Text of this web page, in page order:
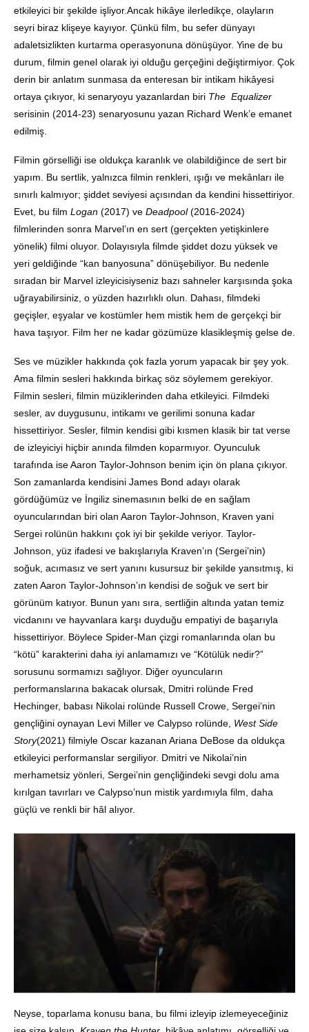
etkileyici bir şekilde işliyor.Ancak hikâye ilerledikçe, olayların
seyri biraz klişeye kayıyor. Çünkü film, bu sefer dünyayı
adaletsizlikten kurtarma operasyonuna dönüşüyor. Yine de bu
durum, filmin genel olarak iyi olduğu gerçeğini değiştirmiyor. Çok
derin bir anlatım sunmasa da enteresan bir intikam hikâyesi
ortaya çıkıyor, ki senaryoyu yazanlardan biri The Equalizer
serisinin (2014-23) senaryosunu yazan Richard Wenk’e emanet
edilmiş.
Filmin görselliği ise oldukça karanlık ve olabildiğince de sert bir
yapım. Bu sertlik, yalnızca filmin renkleri, ışığı ve mekânları ile
sınırlı kalmıyor; şiddet seviyesi açısından da kendini hissettiriyor.
Evet, bu film Logan (2017) ve Deadpool(2016-2024)
filmlerinden sonra Marvel’ın en sert (gerçekten yetişkinlere
yönelik) filmi oluyor. Dolayısıyla filmde şiddet dozu yüksek ve
yeri geldiğinde “kan banyosuna” dönüşebiliyor. Bu nedenle
sıradan bir Marvel izleyicisiyseniz bazı sahneler karşısında şoka
uğrayabilirsiniz, o yüzden hazırlıklı olun. Dahası, filmdeki
geçişler, eşyalar ve kostümler hem mistik hem de gerçekçi bir
hava taşıyor. Film her ne kadar gözümüze klasikleşmiş gelse de.
Ses ve müzikler hakkında çok fazla yorum yapacak bir şey yok.
Ama filmin sesleri hakkında birkaç söz söylemem gerekiyor.
Filmin sesleri, filmin müziklerinden daha etkileyici. Filmdeki
sesler, av duygusunu, intikamı ve gerilimi sonuna kadar
hissettiriyor. Sesler, filmin kendisi gibi kısmen klasik bir tat verse
de izleyiciyi hiçbir anında filmden koparmıyor. Oyunculuk
tarafında ise Aaron Taylor-Johnson benim için ön plana çıkıyor.
Son zamanlarda kendisini James Bond adayı olarak
gördüğümüz ve İngiliz sinemasının belki de en sağlam
oyuncularından biri olan Aaron Taylor-Johnson, Kraven yani
Sergei rolünün hakkını çok iyi bir şekilde veriyor. Taylor-
Johnson, yüz ifadesi ve bakışlarıyla Kraven’ın (Sergei’nin)
soğuk, acımasız ve sert yanını kusursuz bir şekilde yansıtmış, ki
zaten Aaron Taylor-Johnson’ın kendisi de soğuk ve sert bir
görünüm katıyor. Bunun yanı sıra, sertliğin altında yatan temiz
vicdanını ve hayvanlara karşı duyduğu empatiyi de başarıyla
hissettiriyor. Böylece Spider-Man çizgi romanlarında olan bu
“kötü” karakterini daha iyi anlamamızı ve “Kötülük nedir?”
sorusunu sormamızı sağlıyor. Diğer oyuncuların
performanslarına bakacak olursak, Dmitri rolünde Fred
Hechinger, babası Nikolai rolünde Russell Crowe, Sergei’nin
gençliğini oynayan Levi Miller ve Calypso rolünde, West Side
Story(2021) filmiyle Oscar kazanan Ariana DeBose da oldukça
etkileyici performanslar sergiliyor. Dmitri ve Nikolai’nin
merhametsiz yönleri, Sergei’nin gençliğindeki sevgi dolu ama
kırılgan tavırları ve Calypso’nun mistik yardımıyla film, daha
güçlü ve renkli bir hâl alıyor.
Neyse, toparlama konusu bana, bu filmi izleyip izlemeyeceğiniz